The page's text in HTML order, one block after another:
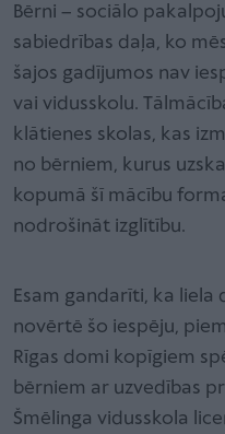
Bērni – sociālo
sabiedrības daļa, ko
šajos gadījumos nav
vai vidusskolu.
klātienes skolas, kas
no bērniem, kurus
kopumā šī mācību
nodrošināt izglītību.
Esam gandarīti, ka liela
novērtē šo iespēju,
Rīgas domi kopīgiem
bērniem ar uzvedības
Šmēlinga vidusskola